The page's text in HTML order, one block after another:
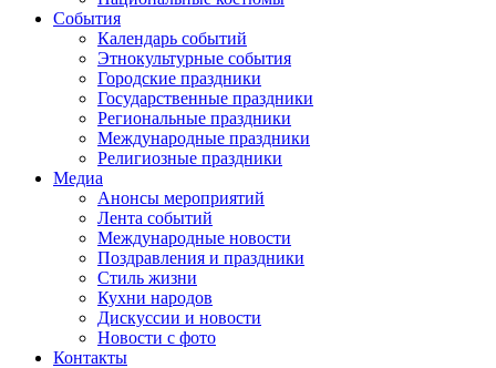
События
Календарь событий
Этнокультурные события
Городские праздники
Государственные праздники
Региональные праздники
Международные праздники
Религиозные праздники
Медиа
Анонсы мероприятий
Лента событий
Международные новости
Поздравления и праздники
Cтиль жизни
Кухни народов
Дискуссии и новости
Новости с фото
Контакты